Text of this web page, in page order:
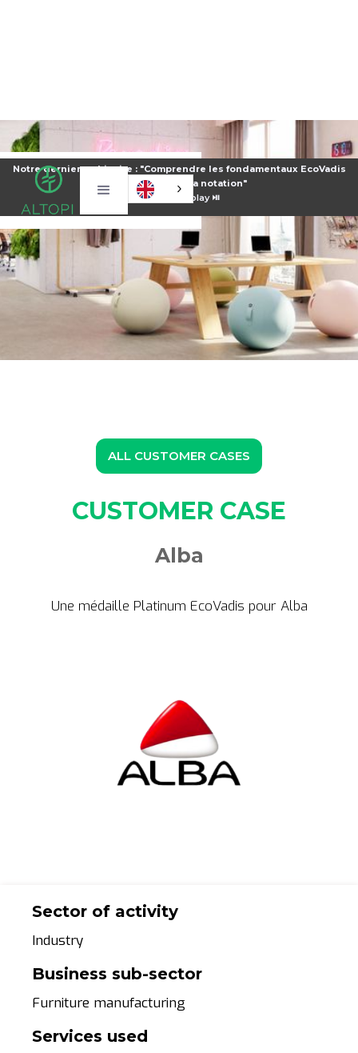
Notre dernier webinaire : "Comprendre les fondamentaux EcoVadis
pour améliorer sa notation"
⏯️Voir le replay ⏯️
ALL CUSTOMER CASES
CUSTOMER CASE
Alba
Une médaille Platinum EcoVadis pour Alba
Sector of activity
Industry
Business sub-sector
Furniture manufacturing
Services used